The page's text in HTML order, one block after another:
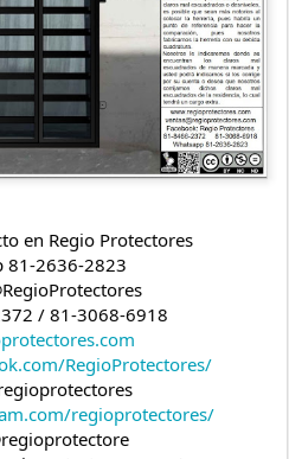
en Regio Protectores
81-2636-2823
/ 81-3068-6918
RegioProtectores/
regioprotectores/